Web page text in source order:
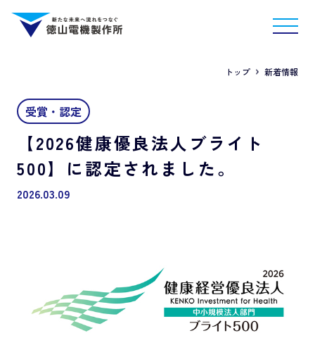
トップ 新着情報
受賞・認定
【2026健康優良法人ブライト
500】に認定されました。
2026.03.09